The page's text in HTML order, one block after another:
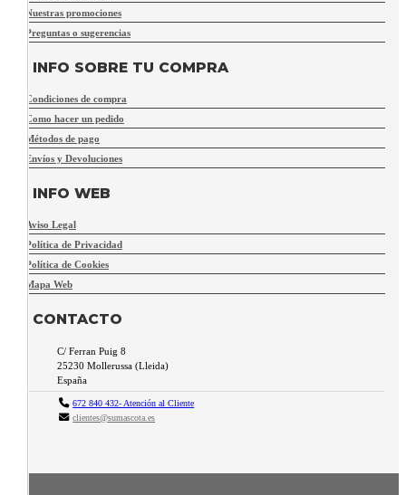
Nuestras promociones
Preguntas o sugerencias
INFO SOBRE TU COMPRA
Condiciones de compra
Como hacer un pedido
Métodos de pago
Envíos y Devoluciones
INFO WEB
Aviso Legal
Política de Privacidad
Política de Cookies
Mapa Web
CONTACTO
C/ Ferran Puig 8
25230 Mollerussa (Lleida)
España
672 840 432- Atención al Cliente
clientes@sumascota.es